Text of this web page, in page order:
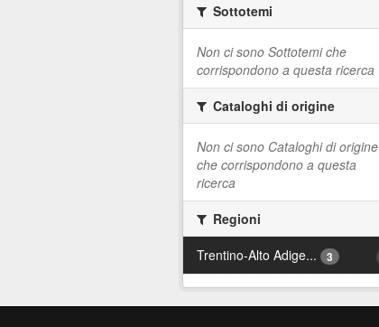
Sottotemi
Non ci sono Sottotemi che
corrispondono a questa ricerca
Cataloghi di origine
Non ci sono Cataloghi di origine
che corrispondono a questa
ricerca
Regioni
Trentino-Alto Adige...
3